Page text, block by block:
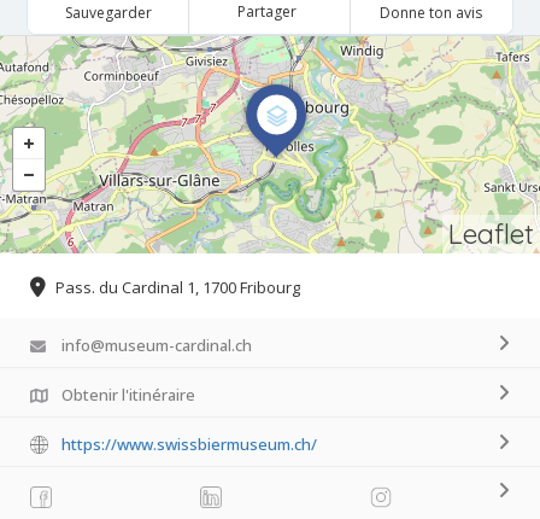
Sauvegarder Partager Donne ton avis
Leaflet
Pass. du Cardinal 1, 1700 Fribourg
info@museum-cardinal.ch
Obtenir l'itinéraire
https://www.swissbiermuseum.ch/